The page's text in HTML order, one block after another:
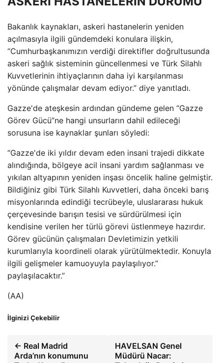
Bakanlık kaynakları, askeri hastanelerin yeniden
açılmasıyla ilgili gündemdeki konulara ilişkin,
“Cumhurbaşkanımızın verdiği direktifler doğrultusunda
askeri sağlık sisteminin güncellenmesi ve Türk Silahlı
Kuvvetlerinin ihtiyaçlarının daha iyi karşılanması
yönünde çalışmalar devam ediyor.” diye yanıtladı.
Gazze'de ateşkesin ardından gündeme gelen “Gazze
Görev Gücü”ne hangi unsurların dahil edileceği
sorusuna ise kaynaklar şunları söyledi:
“Gazze'de iki yıldır devam eden insani trajedi dikkate
alındığında, bölgeye acil insani yardım sağlanması ve
yıkılan altyapının yeniden inşası öncelik haline gelmiştir.
Bildiğiniz gibi Türk Silahlı Kuvvetleri, daha önceki barış
misyonlarında edindiği tecrübeyle, uluslararası hukuk
çerçevesinde barışın tesisi ve sürdürülmesi için
kendisine verilen her türlü görevi üstlenmeye hazırdır.
Görev gücünün çalışmaları Devletimizin yetkili
kurumlarıyla koordineli olarak yürütülmektedir. Konuyla
ilgili gelişmeler kamuoyuyla paylaşılıyor.”
paylaşılacaktır.”
(AA)
İlginizi Çekebilir
← Real Madrid
Arda’nın konumunu
HAVELSAN Genel
Müdürü Nacar: